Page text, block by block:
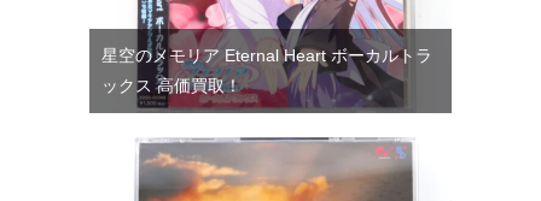
星空のメモリア Eternal Heart ボーカルトラ
ックス 高価買取！